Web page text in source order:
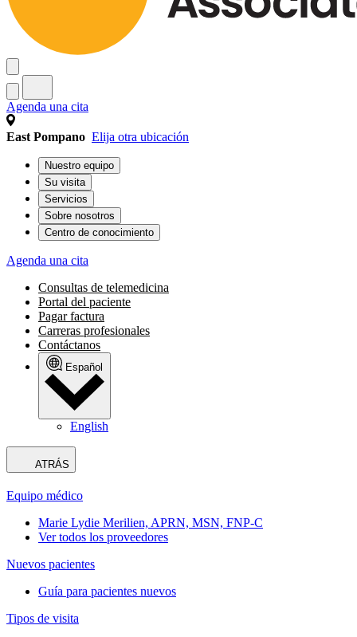
Agenda una cita
East Pompano Elija otra ubicación
Nuestro equipo
Su visita
Servicios
Sobre nosotros
Centro de conocimiento
Agenda una cita
Consultas de telemedicina
Portal del paciente
Pagar factura
Carreras profesionales
Contáctanos
Español
English
ATRÁS
Equipo médico
Marie Lydie Merilien, APRN, MSN, FNP-C
Ver todos los proveedores
Nuevos pacientes
Guía para pacientes nuevos
Tipos de visita